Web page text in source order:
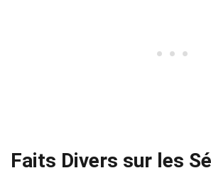
Faits Divers sur les